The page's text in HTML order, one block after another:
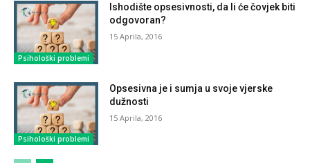
Psihološki problemi
Ishodište opsesivnosti, da li će čovjek biti
odgovoran?
15 Aprila, 2016
Psihološki problemi
Opsesivna je i sumja u svoje vjerske
dužnosti
15 Aprila, 2016